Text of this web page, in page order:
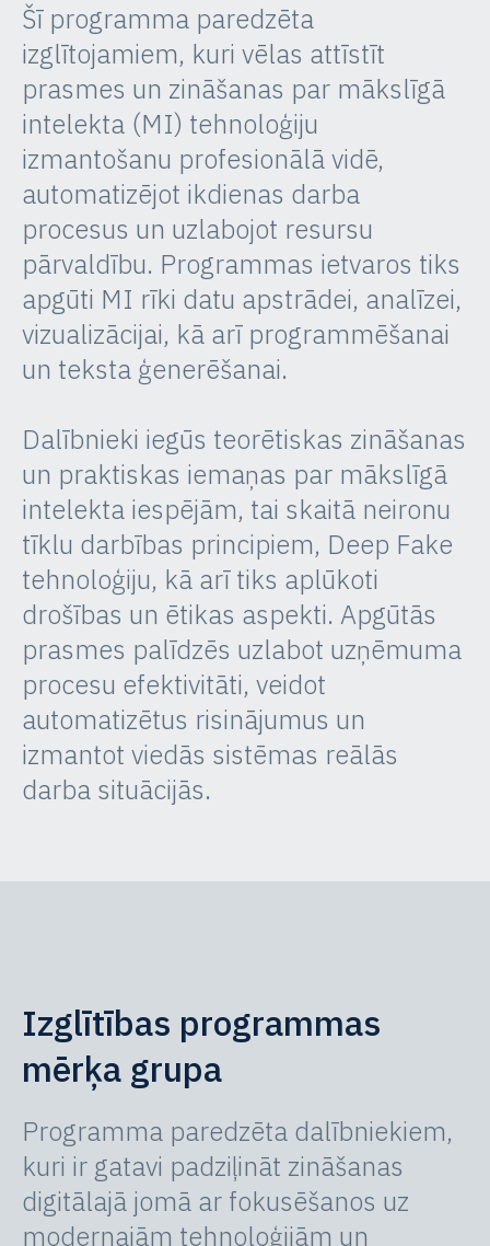
Šī programma paredzēta
izglītojamiem, kuri vēlas attīstīt
prasmes un zināšanas par mākslīgā
intelekta (MI) tehnoloģiju
izmantošanu profesionālā vidē,
automatizējot ikdienas darba
procesus un uzlabojot resursu
pārvaldību. Programmas ietvaros tiks
apgūti MI rīki datu apstrādei, analīzei,
vizualizācijai, kā arī programmēšanai
un teksta ģenerēšanai.
Dalībnieki iegūs teorētiskas zināšanas
un praktiskas iemaņas par mākslīgā
intelekta iespējām, tai skaitā neironu
tīklu darbības principiem, Deep Fake
tehnoloģiju, kā arī tiks aplūkoti
drošības un ētikas aspekti. Apgūtās
prasmes palīdzēs uzlabot uzņēmuma
procesu efektivitāti, veidot
automatizētus risinājumus un
izmantot viedās sistēmas reālās
darba situācijās.
Izglītības programmas
mērķa grupa
Programma paredzēta dalībniekiem,
kuri ir gatavi padziļināt zināšanas
digitālajā jomā ar fokusēšanos uz
modernajām tehnoloģijām un